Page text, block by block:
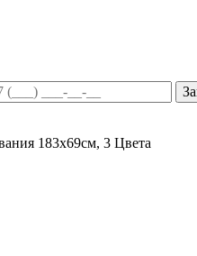
183х69см, 3 Цвета